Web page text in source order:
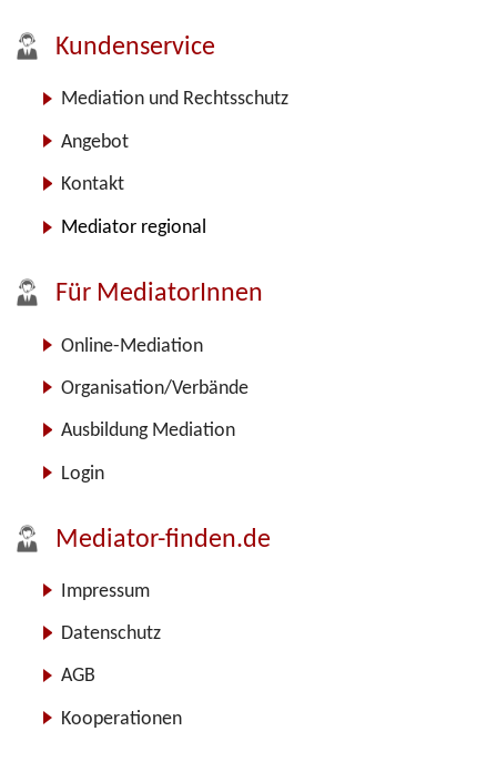
Kundenservice
Mediation und Rechtsschutz
Angebot
Kontakt
Mediator regional
Für MediatorInnen
Online-Mediation
Organisation/Verbände
Ausbildung Mediation
Login
Mediator-finden.de
Impressum
Datenschutz
AGB
Kooperationen